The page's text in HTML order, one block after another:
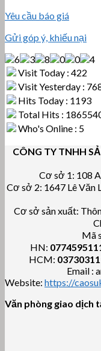
Yêu cầu báo giá
Gửi góp ý, khiếu nại
Visit Today : 422
Visit Yesterday :
Hits Today : 1193
Total Hits :
Who's Online : 5
CÔNG TY TNHH
Cơ sở 1: 108
Cơ sở 2: 1647 Lê Văn
Cơ sở sản xuất:
Mã
HN:
HCM:
Email :
Website: https://
Văn phòng giao dịch